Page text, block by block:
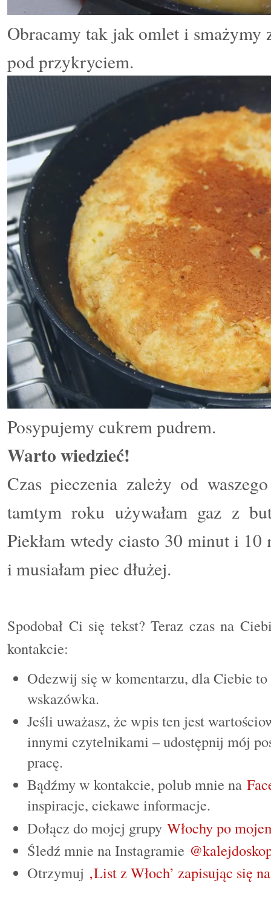
Obracamy tak jak omlet i
pod przykryciem.
Posypujemy cukrem pudrem.
Warto wiedzieć!
Czas pieczenia zależy od
tamtym roku używałam gaz z
Piekłam wtedy ciasto 30 minut i 10
i musiałam piec dłużej.
Spodobał Ci się tekst? Teraz czas na
kontakcie:
Odezwij się w komentarzu, dla Ciebie
wskazówka.
Jeśli uważasz, że wpis ten jest
innymi czytelnikami – udostępnij mój
pracę.
Bądźmy w kontakcie, polub mnie na
inspiracje, ciekawe informacje.
Dołącz do mojej grupy Włochy po
Śledź mnie na Instagramie
Otrzymuj ‚List z Włoch’ zapisując się